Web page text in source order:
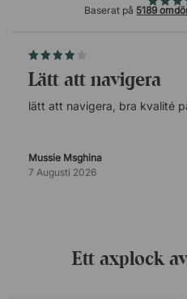
Baserat på 5189
lätt att navigera
lätt att navigera, bra kvalité
Mussie Msghina
7 Augusti 2026
Ett axplock